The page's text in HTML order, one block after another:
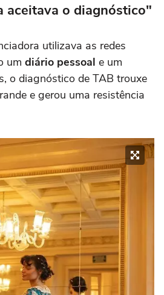
aceitava o diagnóstico"
utilizava as redes
um diário pessoal e um
o diagnóstico de TAB trouxe
e gerou uma resistência